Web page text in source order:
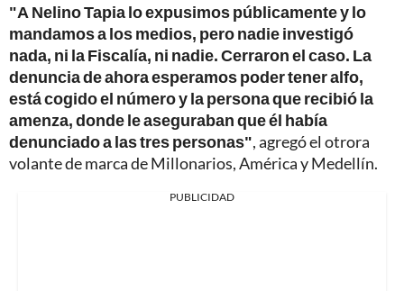
"A Nelino Tapia lo expusimos públicamente y lo
mandamos a los medios, pero nadie investigó
nada, ni la Fiscalía, ni nadie. Cerraron el caso. La
denuncia de ahora esperamos poder tener alfo,
está cogido el número y la persona que recibió la
amenza, donde le aseguraban que él había
denunciado a las tres personas", agregó el otrora
volante de marca de Millonarios, América y Medellín.
PUBLICIDAD